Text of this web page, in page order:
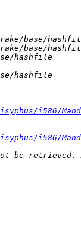
i586/
i586/